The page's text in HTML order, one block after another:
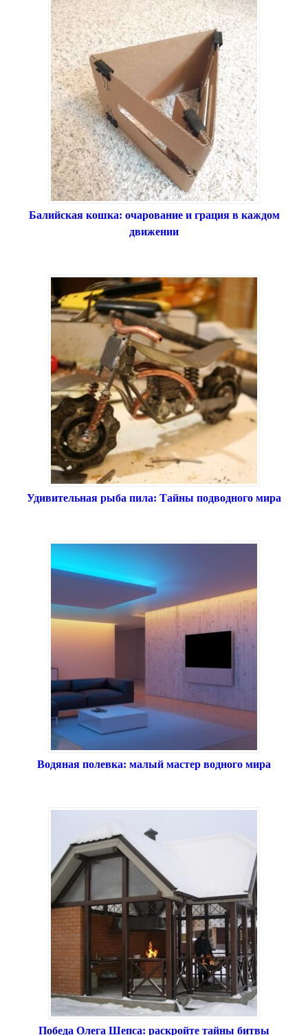
Балийская кошка: очарование и грация в каждом
движении
Удивительная рыба пила: Тайны подводного мира
Водяная полевка: малый мастер водного мира
Победа Олега Шепса: раскройте тайны битвы